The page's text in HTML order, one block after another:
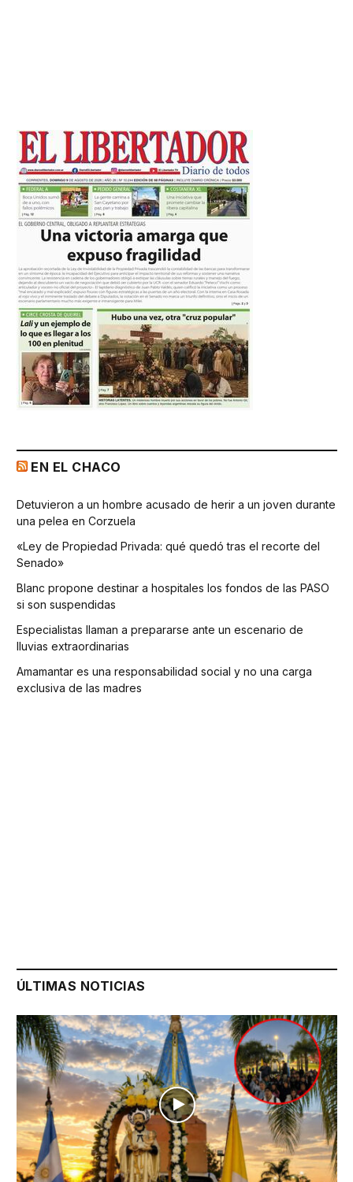
EN EL CHACO
Detuvieron a un hombre acusado de herir a un joven durante
una pelea en Corzuela
«Ley de Propiedad Privada: qué quedó tras el recorte del
Senado»
Blanc propone destinar a hospitales los fondos de las PASO
si son suspendidas
Especialistas llaman a prepararse ante un escenario de
lluvias extraordinarias
Amamantar es una responsabilidad social y no una carga
exclusiva de las madres
ÚLTIMAS NOTICIAS